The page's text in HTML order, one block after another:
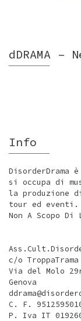
dDRAMA –
Info
DisorderDrama
si occupa di
la produzione
tour ed eventi.
Non A Scopo Di
c/o TroppaTrama
Via del Molo
Genova
C. F.
P. Iva IT